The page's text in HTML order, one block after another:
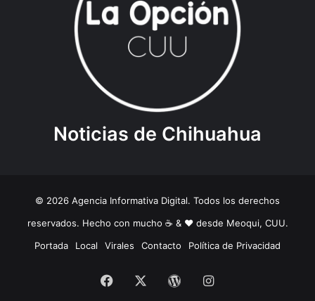
Noticias de Chihuahua
© 2026 Agencia Informativa Digital. Todos los derechos
reservados. Hecho con mucho ☕️ & ❤️ desde Meoqui, CUU.
Portada
Local Virales Contacto Política de Privacidad
Facebook WordPressInstagram